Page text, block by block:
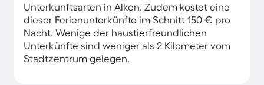
Unterkunftsarten in Alken. Zudem kostet eine
dieser Ferienunterkünfte im Schnitt 150 € pro
Nacht. Wenige der haustierfreundlichen
Unterkünfte sind weniger als 2 Kilometer vom
Stadtzentrum gelegen.